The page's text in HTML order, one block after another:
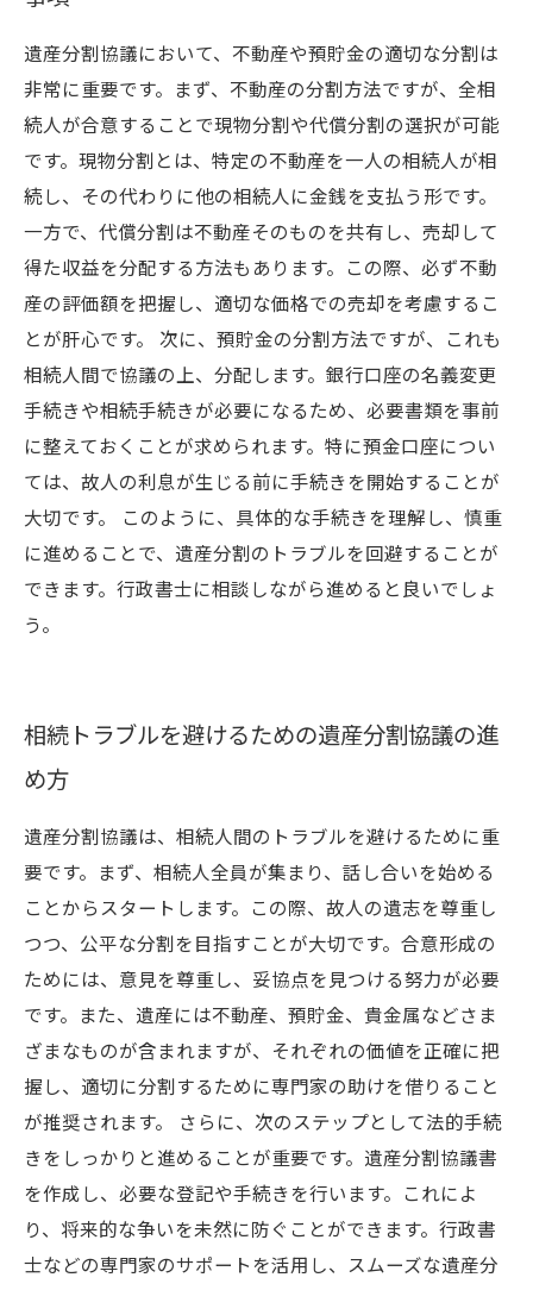
遺産分割協議において、不動産や預貯金の適切な分割は
非常に重要です。まず、不動産の分割方法ですが、全相
続人が合意することで現物分割や代償分割の選択が可能
です。現物分割とは、特定の不動産を一人の相続人が相
続し、その代わりに他の相続人に金銭を支払う形です。
一方で、代償分割は不動産そのものを共有し、売却して
得た収益を分配する方法もあります。この際、必ず不動
産の評価額を把握し、適切な価格での売却を考慮するこ
とが肝心です。 次に、預貯金の分割方法ですが、これも
相続人間で協議の上、分配します。銀行口座の名義変更
手続きや相続手続きが必要になるため、必要書類を事前
に整えておくことが求められます。特に預金口座につい
ては、故人の利息が生じる前に手続きを開始することが
大切です。 このように、具体的な手続きを理解し、慎重
に進めることで、遺産分割のトラブルを回避することが
できます。行政書士に相談しながら進めると良いでしょ
う。
相続トラブルを避けるための遺産分割協議の進
め方
遺産分割協議は、相続人間のトラブルを避けるために重
要です。まず、相続人全員が集まり、話し合いを始める
ことからスタートします。この際、故人の遺志を尊重し
つつ、公平な分割を目指すことが大切です。合意形成の
ためには、意見を尊重し、妥協点を見つける努力が必要
です。また、遺産には不動産、預貯金、貴金属などさま
ざまなものが含まれますが、それぞれの価値を正確に把
握し、適切に分割するために専門家の助けを借りること
が推奨されます。 さらに、次のステップとして法的手続
きをしっかりと進めることが重要です。遺産分割協議書
を作成し、必要な登記や手続きを行います。これによ
り、将来的な争いを未然に防ぐことができます。行政書
士などの専門家のサポートを活用し、スムーズな遺産分